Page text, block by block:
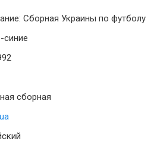
Сборная Украины по футболу
сборная